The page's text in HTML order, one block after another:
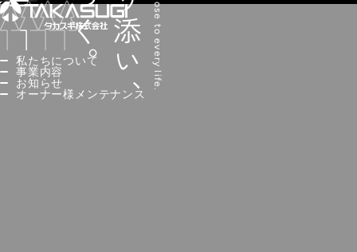
私たちについて
事業内容
お知らせ
オーナー様メンテナンス